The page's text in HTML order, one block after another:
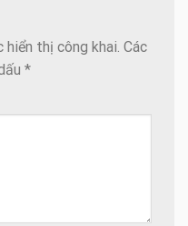
thị công khai. Các
*